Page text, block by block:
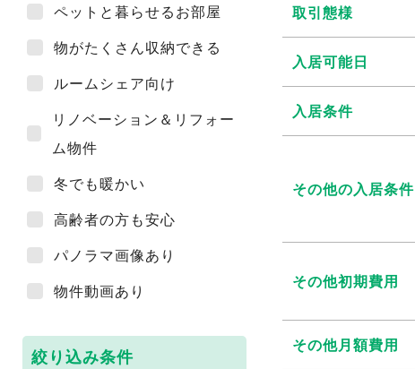
ペットと暮らせるお部屋
物がたくさん収納できる
ルームシェア向け
リノベーション＆リフォー
ム物件
冬でも暖かい
高齢者の方も安心
パノラマ画像あり
物件動画あり
絞り込み条件
取引態様
入居可能日
入居条件
その他の入居条件
その他初期費用
その他月額費用